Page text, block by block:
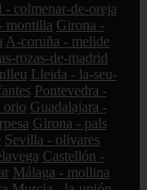
- colmenar-de-oreja
montilla Girona -
A-coruña - melide
rozas-de-madrid
Lleida - la-seu-
Pontevedra -
orio Guadalajara -
Girona - pals
Sevilla - olivares
Castellón -
Málaga - mollina